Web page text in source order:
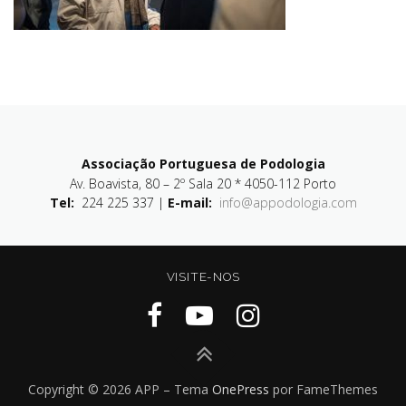
Associação Portuguesa de Podologia
Av. Boavista, 80 – 2º Sala 20 * 4050-112 Porto
Tel: 224 225 337 | E-mail: info@appodologia.com
VISITE-NOS
Copyright © 2026 APP – Tema OnePress por FameThemes